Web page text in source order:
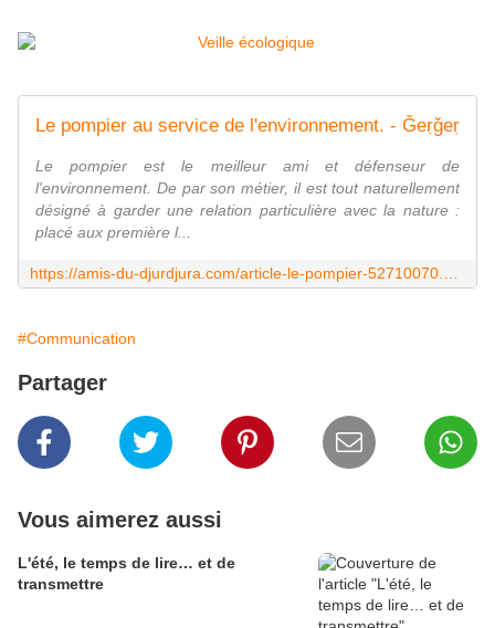
Le pompier au service de l'environnement. - Ǧeṛǧeṛ
Le pompier est le meilleur ami et défenseur de
l'environnement. De par son métier, il est tout naturellement
désigné à garder une relation particulière avec la nature :
placé aux première l...
#Communication
Partager
Vous aimerez aussi
L'été, le temps de lire… et de
transmettre